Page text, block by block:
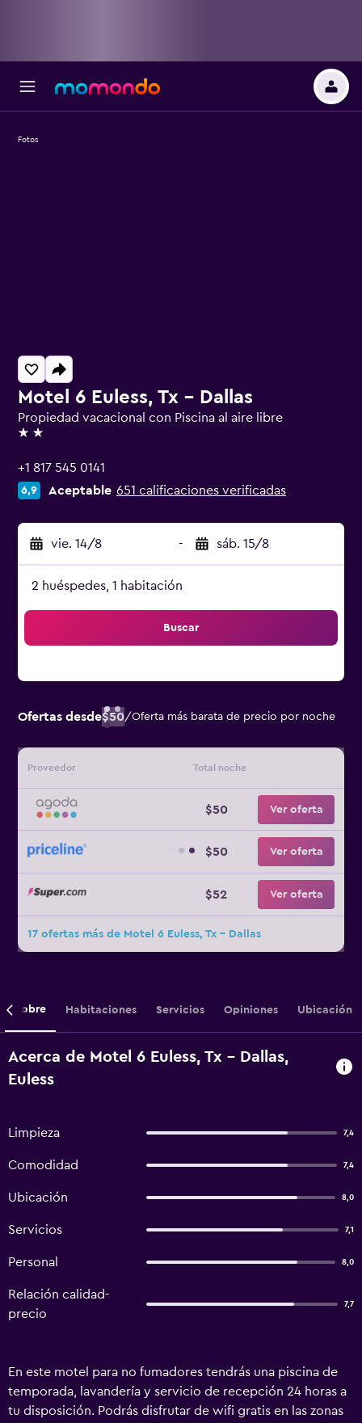
Motel 6 Euless, Tx - Dallas
Propiedad vacacional con Piscina al aire libre
2 estrellas
+1 817 545 0141
6,9 Aceptable 651 calificaciones verificadas
vie. 14/8 - sáb. 15/8
2 huéspedes, 1 habitación
Buscar
Ofertas desde$50/Oferta más barata de precio por noche
Proveedor Total noche
$50 Ver oferta
$50 Ver oferta
$52 Ver oferta
17 ofertas más de Motel 6 Euless, Tx - Dallas
Fotos
Sobre Habitaciones Servicios Opiniones Ubicación
Acerca de Motel 6 Euless, Tx - Dallas,
Euless
Limpieza 7,4
Comodidad 7,4
Ubicación 8,0
Servicios 7,1
Personal 8,0
Relación calidad-
precio
7,7
En este motel para no fumadores tendrás una piscina de
temporada, lavandería y servicio de recepción 24 horas a
tu disposición. Podrás disfrutar de wifi gratis en las zonas